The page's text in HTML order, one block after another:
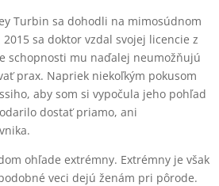
Turbin sa dohodli na mimosúdnom
sa doktor vzdal svojej licencie z
schopnosti mu naďalej neumožňujú
prax. Napriek niekoľkým pokusom
aby som si vypočula jeho pohľad
dostať priamo, ani
ohľade extrémny. Extrémny je však
veci dejú ženám pri pôrode.